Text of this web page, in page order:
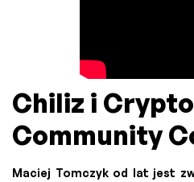
Chiliz i Crypto
Community
Maciej Tomczyk od lat jest